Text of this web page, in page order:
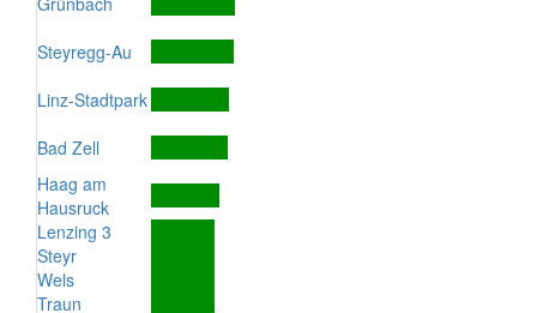
Steyregg-Au
Linz-Stadtpark
Bad Zell
Haag am
Hausruck
Lenzing 3
Steyr
Wels
Traun